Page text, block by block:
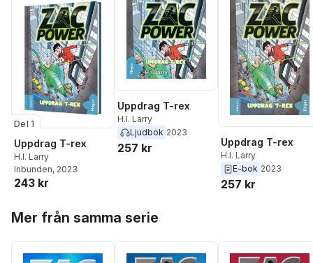
Del 1
Uppdrag T-rex
H.I. Larry
Inbunden, 2023
243 kr
Uppdrag T-rex
H.I. Larry
Ljudbok 2023
257 kr Uppdrag T-rex
H.I. Larry
E-bok 2023
257 kr
Mer från samma serie